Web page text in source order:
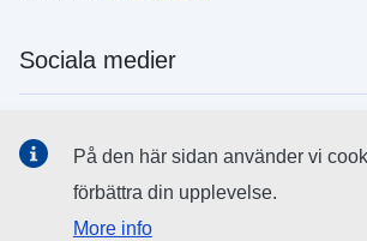
Sociala medier
EU:s institutioner och organ
På den här sidan använder vi
förbättra din upplevelse.
More info